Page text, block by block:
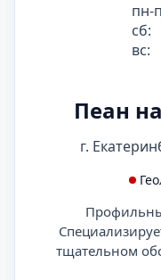
пн-
сб:
вс:
Пеан
г.
тщательном